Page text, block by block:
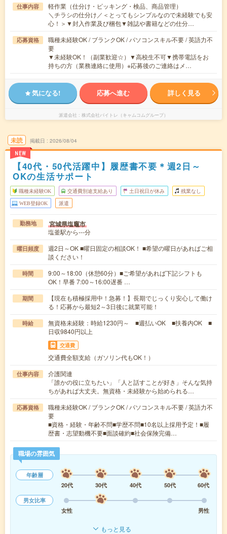
仕事内容
軽作業（仕分け・ピッキング・検品、商品管理）
＼チラシの仕分け／＜とってもシンプルなので未経験でも安
心！＞▼封入作業及び梱包▼雑誌や書籍などの仕分…
応募資格
職種未経験OK / ブランクOK / パソコンスキル不要 / 英語力不
要
▼未経験OK！（副業歓迎☆）▼高校生不可▼携帯電話をお
持ちの方（業務連絡に使用）※応募後のご連絡はメ…
気になる! 応募へ進む 詳しく見る
派遣会社 株式会社バイトレ（キャムコムグループ）
未読
NEW
掲載日 2026/08/04
【40代・50代活躍中】履歴書不要＊週2日～
OKの生活サポート
職種未経験OK 交通費別途支給あり 土日祝日が休み 残業なし
WEB登録OK 派遣
勤務地 宮城県塩竈市
塩釜駅から---分
曜日頻度
週2日～OK ■曜日固定の相談OK！ ■希望の曜日があればご相
談ください！
時間
9:00～18:00（休憩60分）■ご希望があれば下記シフトも
OK！早番 7:00～16:00遅番 …
期間
【現在も積極採用中！急募！】長期でじっくり安心して働け
る！応募から最短2～3日後に就業可能！
時給
無資格未経験：時給1230円～ ■週払いOK ■扶養内OK ■
日収9840円以上
交通費
交通費全額支給（ガソリン代もOK！）
仕事内容
介護関連
「誰かの役に立ちたい」「人と話すことが好き」そんな気持
ちがあれば大丈夫。無資格・未経験から始められる…
応募資格
職種未経験OK / ブランクOK / パソコンスキル不要 / 英語力不
要
■資格・経験・年齢不問■学歴不問■10名以上採用予定！■履
歴書・志望動機不要■面談確約■社会保険完備…
職場の雰囲気
年齢層
20代
30代 40代 50代
60代
男女比率
女性
男性
もっと見る